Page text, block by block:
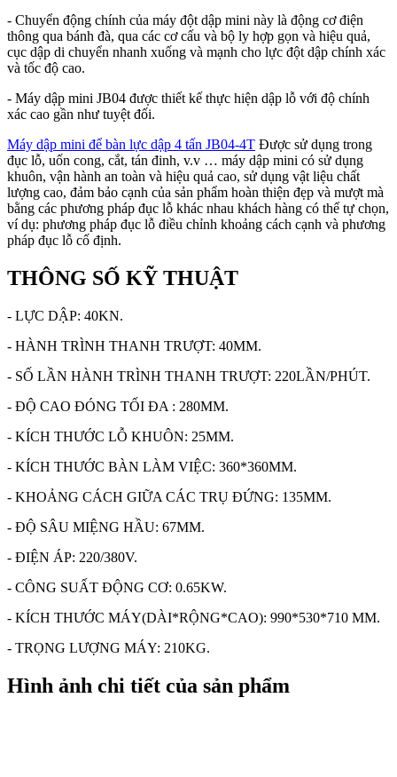
- Chuyển động chính của máy đột dập mini này là động cơ điện
thông qua bánh đà, qua các cơ cấu và bộ ly hợp gọn và hiệu quả,
cục dập di chuyển nhanh xuống và mạnh cho lực đột dập chính xác
và tốc độ cao.
- Máy dập mini JB04 được thiết kế thực hiện dập lỗ với độ chính
xác cao gần như tuyệt đối.
Máy dập mini để bàn lực dập 4 tấn JB04-4T Được sử dụng trong
đục lỗ, uốn cong, cắt, tán đinh, v.v … máy dập mini có sử dụng
khuôn, vận hành an toàn và hiệu quả cao, sử dụng vật liệu chất
lượng cao, đảm bảo cạnh của sản phẩm hoàn thiện đẹp và mượt mà
bằng các phương pháp đục lỗ khác nhau khách hàng có thể tự chọn,
ví dụ: phương pháp đục lỗ điều chỉnh khoảng cách cạnh và phương
pháp đục lỗ cố định.
THÔNG SỐ KỸ THUẬT
- LỰC DẬP: 40KN.
- HÀNH TRÌNH THANH TRƯỢT: 40MM.
- SỐ LẦN HÀNH TRÌNH THANH TRƯỢT: 220LẦN/PHÚT.
- ĐỘ CAO ĐÓNG TỐI ĐA : 280MM.
- KÍCH THƯỚC LỖ KHUÔN: 25MM.
- KÍCH THƯỚC BÀN LÀM VIỆC: 360*360MM.
- KHOẢNG CÁCH GIỮA CÁC TRỤ ĐỨNG: 135MM.
- ĐỘ SÂU MIỆNG HẦU: 67MM.
- ĐIỆN ÁP: 220/380V.
- CÔNG SUẤT ĐỘNG CƠ: 0.65KW.
- KÍCH THƯỚC MÁY(DÀI*RỘNG*CAO): 990*530*710 MM.
- TRỌNG LƯỢNG MÁY: 210KG.
Hình ảnh chi tiết của sản phẩm